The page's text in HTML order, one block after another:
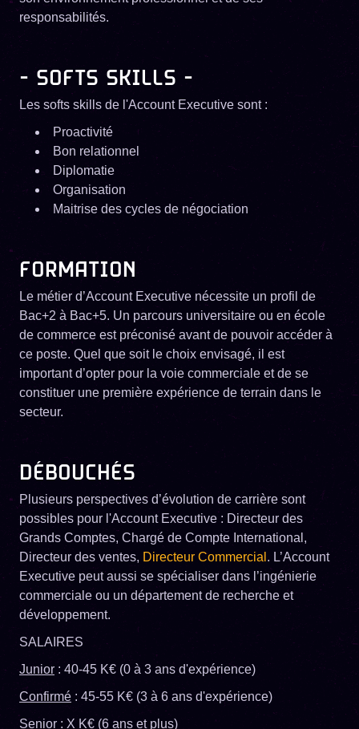
responsabilités.
- SOFTS SKILLS -
Les softs skills de l'Account Executive sont :
Proactivité
Bon relationnel
Diplomatie
Organisation
Maitrise des cycles de négociation
FORMATION
Le métier d’Account Executive nécessite un profil de
Bac+2 à Bac+5. Un parcours universitaire ou en école
de commerce est préconisé avant de pouvoir accéder à
ce poste. Quel que soit le choix envisagé, il est
important d’opter pour la voie commerciale et de se
constituer une première expérience de terrain dans le
secteur.
DÉBOUCHÉS
Plusieurs perspectives d’évolution de carrière sont
possibles pour l'Account Executive : Directeur des
Grands Comptes, Chargé de Compte International,
Directeur des ventes, Directeur Commercial . L’Account
Executive peut aussi se spécialiser dans l’ingénierie
commerciale ou un département de recherche et
développement.
SALAIRES
Junior : 40-45 K€ (0 à 3 ans d'expérience)
Confirmé : 45-55 K€ (3 à 6 ans d'expérience)
Senior : X K€ (6 ans et plus)